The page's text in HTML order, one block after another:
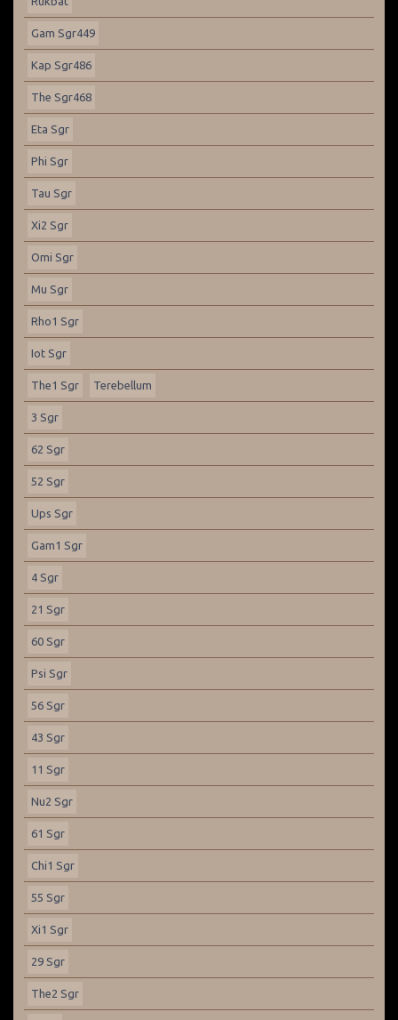
Gam Sgr449
Kap Sgr486
The Sgr468
Eta Sgr
Phi Sgr
Tau Sgr
Xi2 Sgr
Omi Sgr
Mu Sgr
Rho1 Sgr
Iot Sgr
The1 Sgr Terebellum
3 Sgr
62 Sgr
52 Sgr
Ups Sgr
Gam1 Sgr
4 Sgr
21 Sgr
60 Sgr
Psi Sgr
56 Sgr
43 Sgr
11 Sgr
Nu2 Sgr
61 Sgr
Chi1 Sgr
55 Sgr
Xi1 Sgr
29 Sgr
The2 Sgr